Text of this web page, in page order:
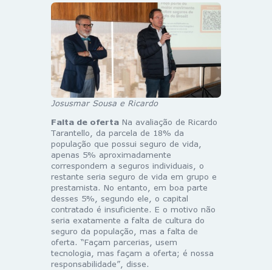
Josusmar Sousa e Ricardo
Falta de oferta Na avaliação de Ricardo
Tarantello, da parcela de 18% da
população que possui seguro de vida,
apenas 5% aproximadamente
correspondem a seguros individuais, o
restante seria seguro de vida em grupo e
prestamista. No entanto, em boa parte
desses 5%, segundo ele, o capital
contratado é insuficiente. E o motivo não
seria exatamente a falta de cultura do
seguro da população, mas a falta de
oferta. “Façam parcerias, usem
tecnologia, mas façam a oferta; é nossa
responsabilidade”, disse.